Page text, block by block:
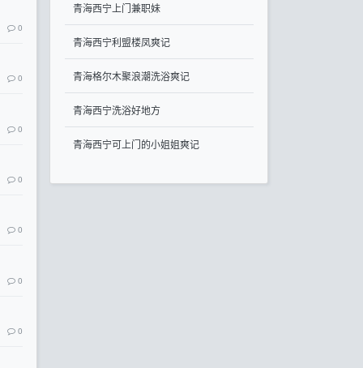
0
0
0
0
0
0
0
青海西宁上门兼职妹
青海西宁利盟楼凤爽记
青海格尔木聚浪潮洗浴爽记
青海西宁洗浴好地方
青海西宁可上门的小姐姐爽记